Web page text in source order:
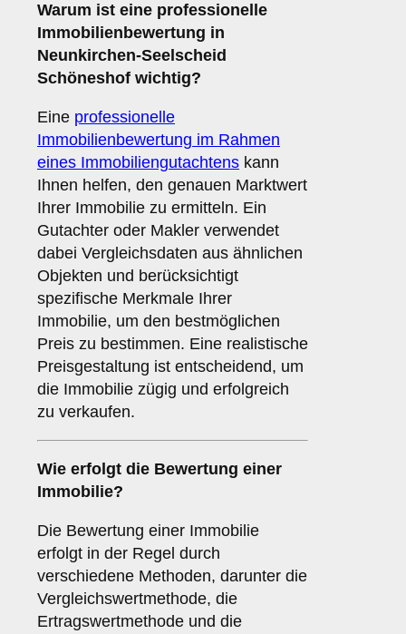
Warum ist eine professionelle
Immobilienbewertung in
Neunkirchen-Seelscheid
Schöneshof wichtig?
Eine professionelle
Immobilienbewertung im Rahmen
eines Immobiliengutachtens kann
Ihnen helfen, den genauen Marktwert
Ihrer Immobilie zu ermitteln. Ein
Gutachter oder Makler verwendet
dabei Vergleichsdaten aus ähnlichen
Objekten und berücksichtigt
spezifische Merkmale Ihrer
Immobilie, um den bestmöglichen
Preis zu bestimmen. Eine realistische
Preisgestaltung ist entscheidend, um
die Immobilie zügig und erfolgreich
zu verkaufen.
Wie erfolgt die Bewertung einer
Immobilie?
Die Bewertung einer Immobilie
erfolgt in der Regel durch
verschiedene Methoden, darunter die
Vergleichswertmethode, die
Ertragswertmethode und die